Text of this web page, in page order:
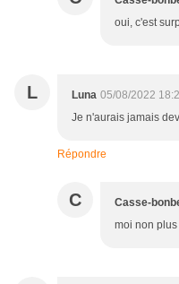
oui, c'est
L Luna 05/08/2022
Je n'aurais jamais
Répondre
C Casse-
moi non plus